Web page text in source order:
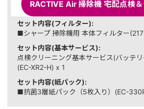
(2179320035) x 1
セット内容(フィルター):
■シャープ 掃除機用 本体フィルター
セット内容(基本サービス):
点検クリーニング基本サービス(バッテ
(EC-XR2-H) x 1
セット内容(紙パック):
■抗菌3層紙パック（5枚入り）(EC-
RACTIVE Air 掃除機 宅配点検